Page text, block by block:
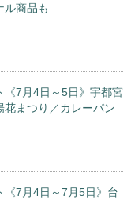
ル商品も
《7月4日～5日》宇都宮
花まつり／カレーパン
《7月4日～7月5日》台